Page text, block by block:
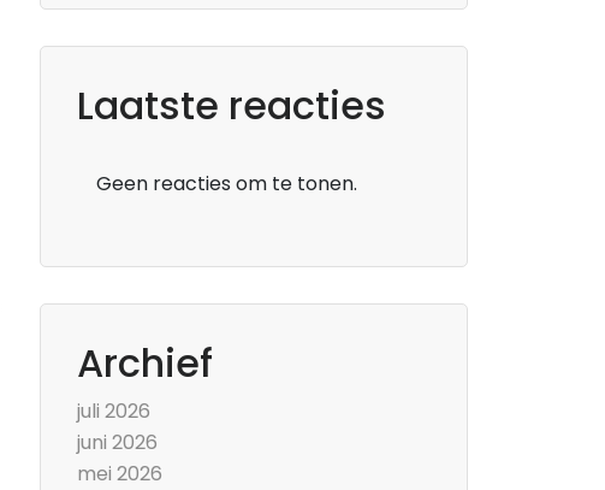
Laatste reacties
Geen reacties om te tonen.
Archief
juli 2026
juni 2026
mei 2026